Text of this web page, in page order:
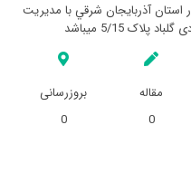
استان آذربايجان شرقي با مدیریت
5/15 میباشد
مقاله
0
بروزرسانی
0